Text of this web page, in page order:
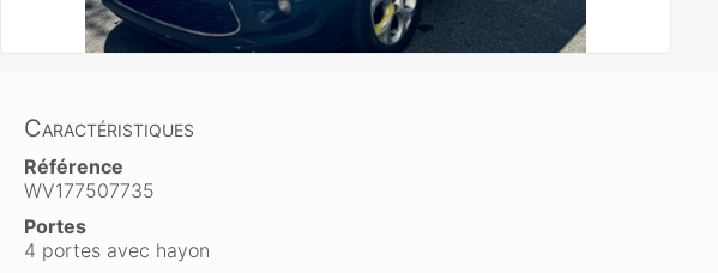
Caractéristiques
Référence
WV177507735
Portes
4 portes avec hayon